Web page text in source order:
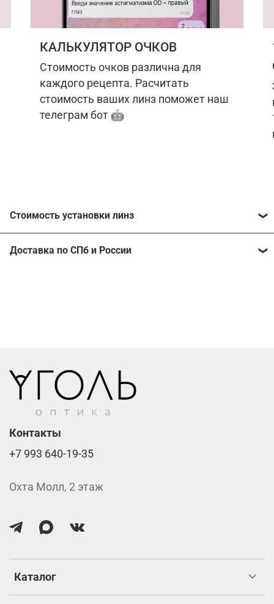
КАЛЬКУЛЯТОР ОЧКОВ
Стоимость очков различна для
каждого рецепта. Расчитать
стоимость ваших линз поможет наш
телеграм бот 🤖
Стоимость установки линз
Расчитать стоимость ваших линз поможет
Стоимость указана за две линзы вместе с
изготовлением.
Доставка по СПб и России
Каталог
Контакты
+7 993 640-19-35
Охта Молл, 2 этаж